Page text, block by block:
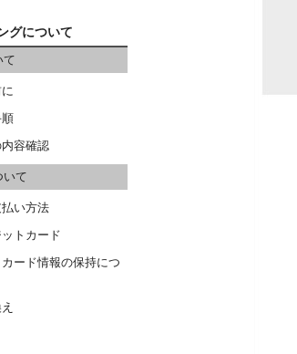
グについて
て
容確認
いて
い方法
トカード
ード情報の保持につ